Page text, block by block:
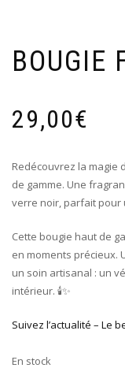
BOUGIE
29,00€
Redécouvrez la magie
de gamme. Une
verre noir, parfait pour
Cette bougie haut de
en moments précieux.
un soin artisanal : un
intérieur. 🕯✨
Suivez l’actualité – Le
En stock